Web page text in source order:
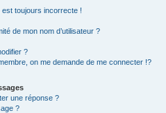
est toujours incorrecte !
de mon nom d’utilisateur ?
?
on me demande de me connecter !?
une réponse ?
?